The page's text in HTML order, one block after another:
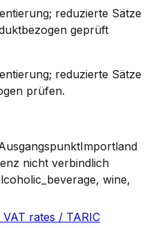
reduzierte Sätze
geprüft
reduzierte Sätze
prüfen.
Importland
nicht verbindlich
wine,
VAT rates / TARIC